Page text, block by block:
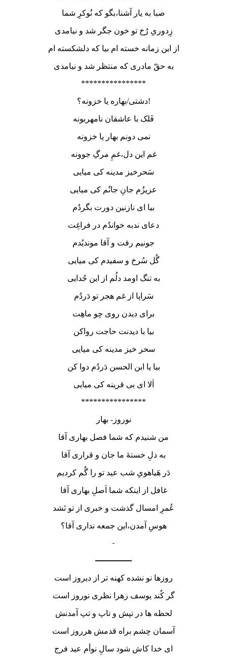
صبا به یار آشنا،بگو که نُوکرِ شما
زِدوریِ رُخ تو خون جگر شد و نیامدی
از این زمانه خسته ام بیا که دلشکسته ام
به حقّ مادری که منتظر شد و نیامدی
****************
دشتی/بهاره یا خزونه؟!
فَلک با عاشقان نامهربونه
نمی دونم بهار یا خزونه
غم این دل،غمِ مرگِ جوونه
سَحرخیز مدینه کی میایی
عزیزُم جانِ جانُم کی میایی
بیا ای نازنین دورت بگردُم
دعای ندبه خواندُم در فراغِت
جونیم رفت و آقا موندیُدم
گُل سُرخ و سفیدم کی میایی
به تنگ اومد دلُم از این جُدایی
سَراپا از غم هجر تو دَردُم
برای دیدن روی چو ماهِت
بیا با دیدنت حاجت رواکن
سحر خیز مدینه کی میایی
بیا یا ابن الحسن دَردُم دوا کن
اَلا ای بی قرینه کی میایی
****************
نوروز- بهار
من شنیدم که شما فصل بهاری آقا
به دلِ خستۀ ما جان و قراری آقا
دَر هَیاهویِ شب عید تو را گُم کردیم
غافل از اینکه شما اَصلِ بهاری آقا
عُمرِ امسال گذشت و خبری از تو نَشد
هوسِ آمدن،این جمعه نداری آقا؟
————–
روزها نو نشده کهنه تر از دیروز است
گر کُند یوسف زهرا نظری نوروز است
لحظه ها در تپش و تاپ و تپ آمدنش
آسمان چشم براه قدمش هرروز است
ای خدا کاش شود سالِ نوأم عید فرج